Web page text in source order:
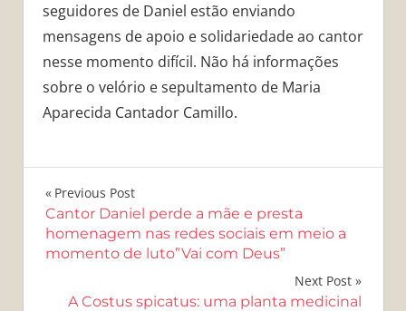
seguidores de Daniel estão enviando
mensagens de apoio e solidariedade ao cantor
nesse momento difícil. Não há informações
sobre o velório e sepultamento de Maria
Aparecida Cantador Camillo.
Navegação
de
Post
Previous Post
Cantor Daniel perde a mãe e presta
homenagem nas redes sociais em meio a
momento de luto”Vai com Deus”
Next Post
A Costus spicatus: uma planta medicinal